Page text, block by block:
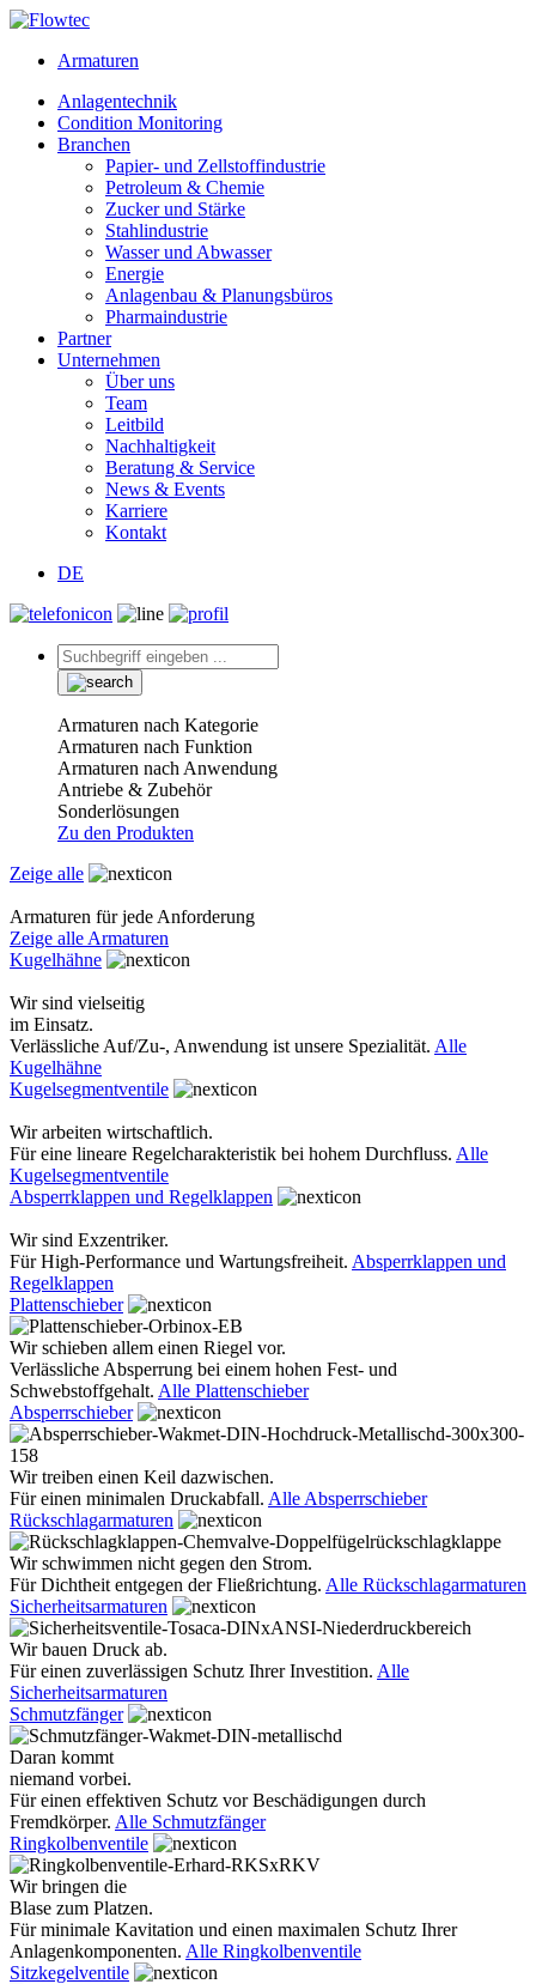
Skip
contentArmaturen
Anlagentechnik
Condition Monitoring
Branchen
Papier- und Zellstoffindustrie
Petroleum & Chemie
Zucker und Stärke
Stahlindustrie
Wasser und Abwasser
Energie
Anlagenbau & Planungsbüros
Pharmaindustrie
Partner
Unternehmen
Über uns
Team
Leitbild
Nachhaltigkeit
Beratung & Service
News & Events
Karriere
Kontakt
DE
Armaturen nach Kategorie
Armaturen nach Funktion
Armaturen nach Anwendung
Antriebe & Zubehör
Sonderlösungen
Zu den Produkten
Zeige alle
Armaturen für jede Anforderung
Zeige alle Armaturen
Kugelhähne
Wir sind vielseitig
im Einsatz.
Verlässliche Auf/Zu-, Anwendung ist unsere Spezialität. Alle
Kugelhähne
Kugelsegmentventile
Wir arbeiten wirtschaftlich.
Für eine lineare Regelcharakteristik bei hohem Durchfluss. Alle
Kugelsegmentventile
Absperrklappen und Regelklappen
Wir sind Exzentriker.
Für High-Performance und Wartungsfreiheit. Absperrklappen und
Regelklappen
Plattenschieber
Wir schieben allem einen Riegel vor.
Verlässliche Absperrung bei einem hohen Fest- und
Schwebstoffgehalt. Alle Plattenschieber
Absperrschieber
Wir treiben einen Keil dazwischen.
Für einen minimalen Druckabfall. Alle Absperrschieber
Rückschlagarmaturen
Wir schwimmen nicht gegen den Strom.
Für Dichtheit entgegen der Fließrichtung. Alle Rückschlagarmaturen
Sicherheitsarmaturen
Wir bauen Druck ab.
Für einen zuverlässigen Schutz Ihrer Investition. Alle
Sicherheitsarmaturen
Schmutzfänger
Daran kommt
niemand vorbei.
Für einen effektiven Schutz vor Beschädigungen durch
Fremdkörper. Alle Schmutzfänger
Ringkolbenventile
Wir bringen die
Blase zum Platzen.
Für minimale Kavitation und einen maximalen Schutz Ihrer
Anlagenkomponenten. Alle Ringkolbenventile
Sitzkegelventile